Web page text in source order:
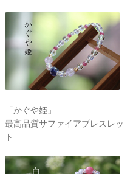
「かぐや姫」
最高品質サファイアブレスレッ
ト